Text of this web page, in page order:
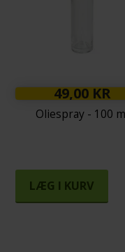
49,00 KR
Oliespray - 100
LÆG I KURV